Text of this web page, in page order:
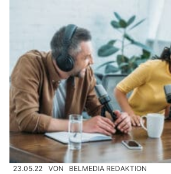
23.05.22 VON BELMEDIA REDAKTION